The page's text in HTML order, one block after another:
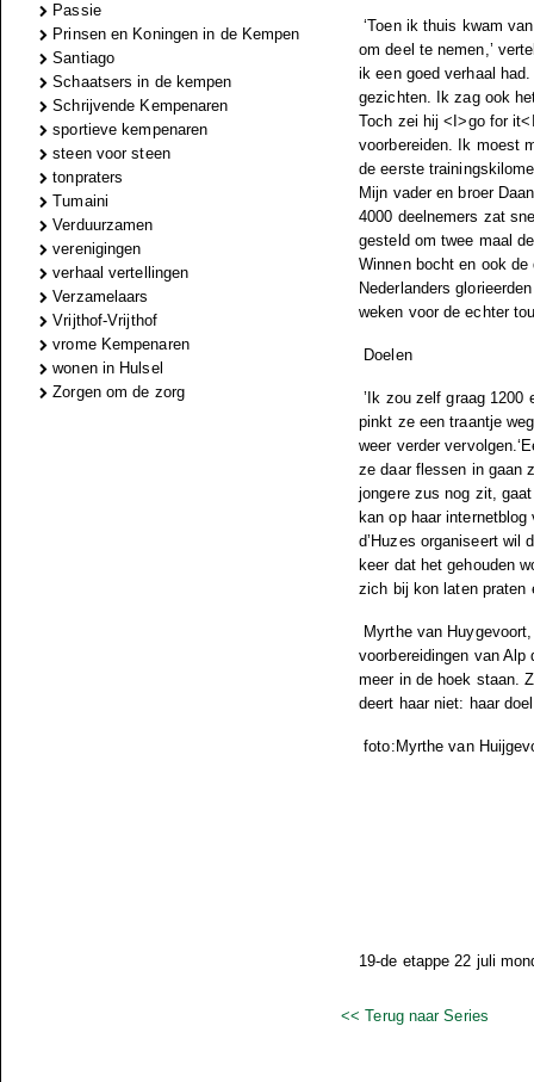
Passie
Prinsen en Koningen in de Kempen
Santiago
Schaatsers in de kempen
Schrijvende Kempenaren
sportieve kempenaren
steen voor steen
tonpraters
Tumaini
Verduurzamen
verenigingen
verhaal vertellingen
Verzamelaars
Vrijthof-Vrijthof
vrome Kempenaren
wonen in Hulsel
Zorgen om de zorg
‘Toen ik thuis kwam
om deel te nemen,’
ik een goed verhaal
gezichten. Ik zag ook
Toch zei hij <I>go for
voorbereiden. Ik moest
de eerste
Mijn vader en broer
4000 deelnemers zat
gesteld om twee maal
Winnen bocht en ook
Nederlanders
weken voor de echter
Doelen
’Ik zou zelf graag 1200
pinkt ze een traantje
weer verder vervolgen.
ze daar flessen in gaan
jongere zus nog zit,
kan op haar
d’Huzes organiseert wil
keer dat het gehouden
zich bij kon laten praten
Myrthe van
voorbereidingen van
meer in de hoek staan.
deert haar niet: haar
foto:Myrthe van
19-de etappe 22 juli
<< Terug naar Series